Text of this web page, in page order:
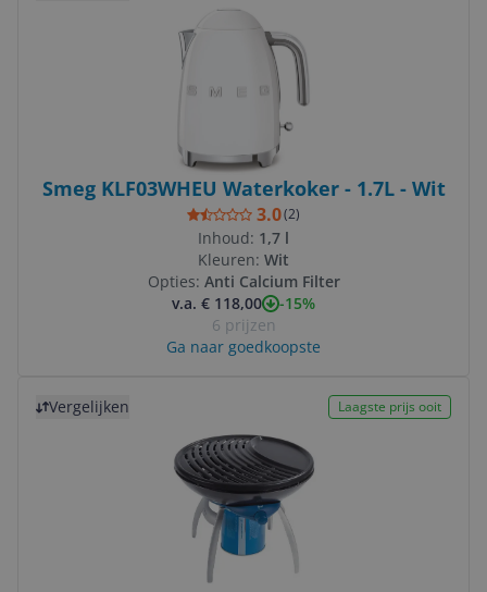
Smeg KLF03WHEU Waterkoker - 1.7L - Wit
3.0(2)
Inhoud: 1,7 l
Kleuren: Wit
Opties: Anti Calcium Filter
v.a. € 118,00
-15%
6 prijzen
Ga naar goedkoopste
Vergelijken Laagste prijs ooit